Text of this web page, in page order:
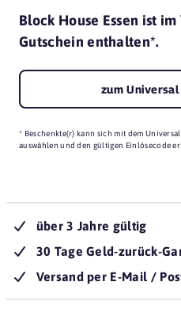
Block House Essen ist
Gutschein enthalten*.
zum
* Beschenkte(r) kann sich mit dem
auswählen und den gültigen Einlösecode
über 3 Jahre gültig
30 Tage Geld-zurück-
Versand per E-Mail /